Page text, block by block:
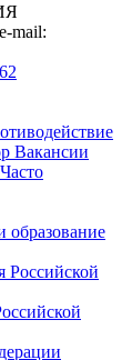
e-mail:
Вакансии
Часто
образование